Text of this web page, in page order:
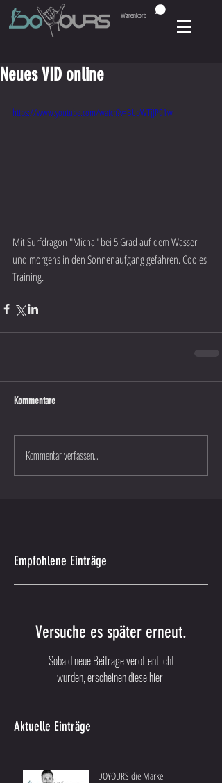
Warenkorb
Neues VID online
https://www.youtube.com/watch?v=BUpWTjJP91w
Mit Surfdragon "Micha" bei 5 Grad auf dem Wasser
und morgens in den Sonnenaufgang gefahren. Cooles
Training.
Kommentare
Kommentar verfassen...
Empfohlene Einträge
Versuche es später erneut.
Sobald neue Beiträge veröffentlicht
wurden, erscheinen diese hier.
Aktuelle Einträge
DOYOURS die Marke